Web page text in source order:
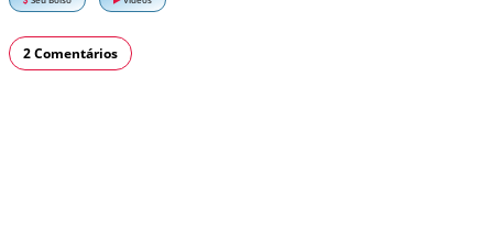
2 Comentários